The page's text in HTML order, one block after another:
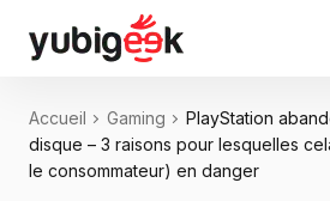
Accueil Gaming
PlayStation
disque – 3 raisons pour lesquelles
le consommateur) en danger